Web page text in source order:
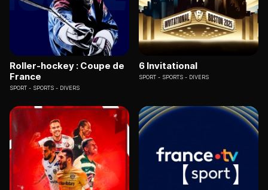
Roller-hockey : Coupe de
France
SPORT SPORTS - DIVERS
6 Invitational
SPORT SPORTS - DIVERS